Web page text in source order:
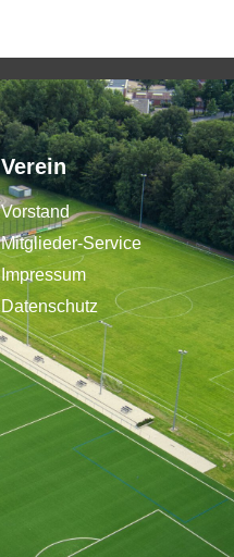
Verein
Vorstand
Mitglieder-Service
Impressum
Datenschutz